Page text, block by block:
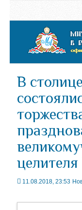
В
11.08.2018, 23:53